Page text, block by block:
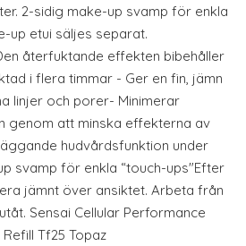
2-sidig make-up svamp för enkla
up etui säljes separat.
återfuktande effekten bibehåller
i flera timmar - Ger en fin, jämn
linjer och porer- Minimerar
genom att minska effekterna av
hudvårdsfunktion under
svamp för enkla “touch-ups"Efter
jämnt över ansiktet. Arbeta från
Sensai Cellular Performance
Tf25 Topaz